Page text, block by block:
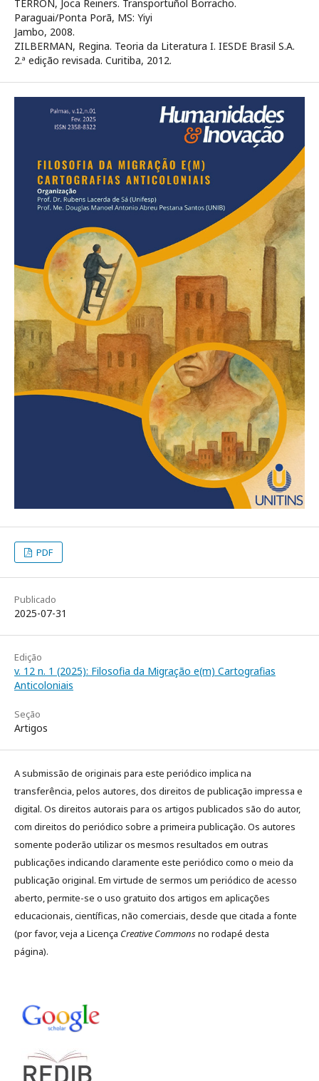
TERRÓN, Joca Reiners. Transportuñol Borracho.
Paraguai/Ponta Porã, MS: Yiyi
Jambo, 2008.
ZILBERMAN, Regina. Teoria da Literatura I. IESDE Brasil S.A.
2.ª edição revisada. Curitiba, 2012.
PDF
Publicado
2025-07-31
Edição
v. 12 n. 1 (2025): Filosofia da Migração e(m) Cartografias
Anticoloniais
Seção
Artigos
A submissão de originais para este periódico implica na
transferência, pelos autores, dos direitos de publicação impressa e
digital. Os direitos autorais para os artigos publicados são do autor,
com direitos do periódico sobre a primeira publicação. Os autores
somente poderão utilizar os mesmos resultados em outras
publicações indicando claramente este periódico como o meio da
publicação original. Em virtude de sermos um periódico de acesso
aberto, permite-se o uso gratuito dos artigos em aplicações
educacionais, científicas, não comerciais, desde que citada a fonte
(por favor, veja a Licença Creative Commonsno rodapé desta
página).